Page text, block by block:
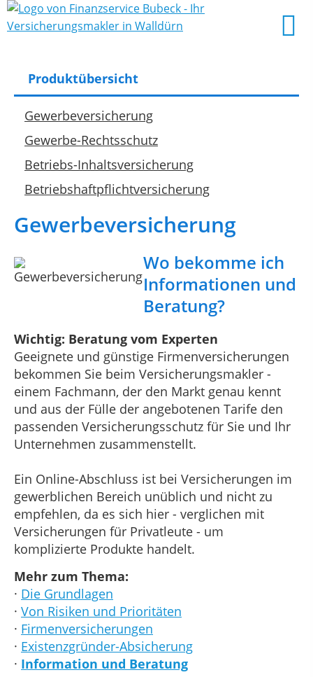
Produktübersicht
Gewerbeversicherung
Gewerbe-Rechtsschutz
Betriebs-Inhaltsversicherung
Betriebshaftpflichtversicherung
Gewerbeversicherung
Wo bekomme ich
Informationen und
Beratung?
Wichtig: Beratung vom Experten
Geeignete und günstige Firmenversicherungen
bekommen Sie beim Versicherungsmakler -
einem Fachmann, der den Markt genau kennt
und aus der Fülle der angebotenen Tarife den
passenden Versicherungsschutz für Sie und Ihr
Unternehmen zusammenstellt.
Ein Online-Abschluss ist bei Versicherungen im
gewerblichen Bereich unüblich und nicht zu
empfehlen, da es sich hier - verglichen mit
Versicherungen für Privatleute - um
komplizierte Produkte handelt.
Mehr zum Thema:
· Die Grundlagen
· Von Risiken und Prioritäten
· Firmenversicherungen
· Existenzgründer-Absicherung
· Information und Beratung